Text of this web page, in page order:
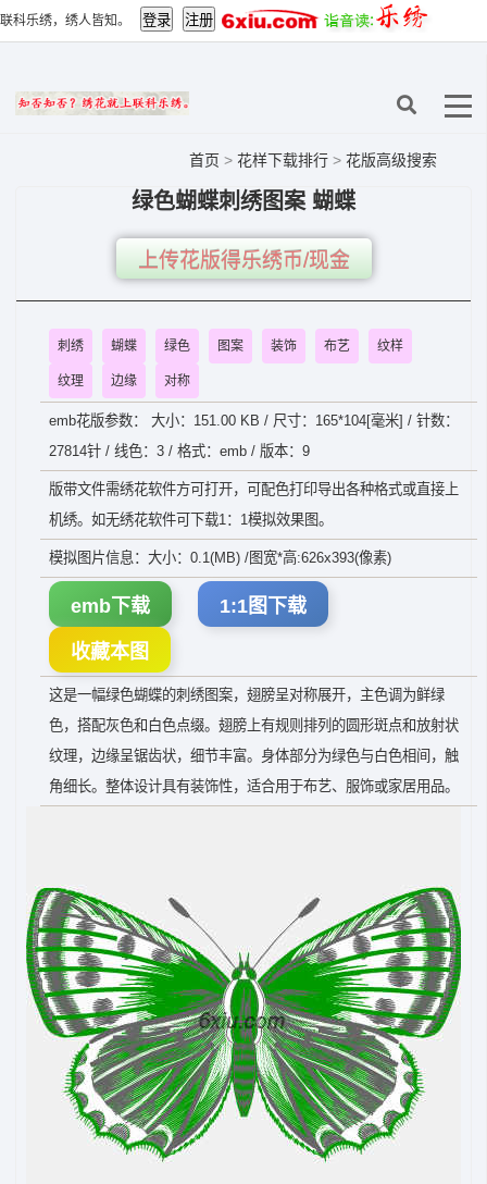
联科乐绣，绣人皆知。
首页 > 花样下载排行 > 花版高级搜索
绿色蝴蝶刺绣图案 蝴蝶
上传花版得乐绣币/现金
刺绣 蝴蝶 绿色 图案 装饰 布艺 纹样
纹理 边缘 对称
emb花版参数： 大小：151.00 KB / 尺寸：165*104[毫米] / 针数：
27814针 / 线色：3 / 格式：emb / 版本：9
版带文件需绣花软件方可打开，可配色打印导出各种格式或直接上
机绣。如无绣花软件可下载1：1模拟效果图。
模拟图片信息：大小：0.1(MB) /图宽*高:626x393(像素)
emb下载 1:1图下载
收藏本图
这是一幅绿色蝴蝶的刺绣图案，翅膀呈对称展开，主色调为鲜绿
色，搭配灰色和白色点缀。翅膀上有规则排列的圆形斑点和放射状
纹理，边缘呈锯齿状，细节丰富。身体部分为绿色与白色相间，触
角细长。整体设计具有装饰性，适合用于布艺、服饰或家居用品。